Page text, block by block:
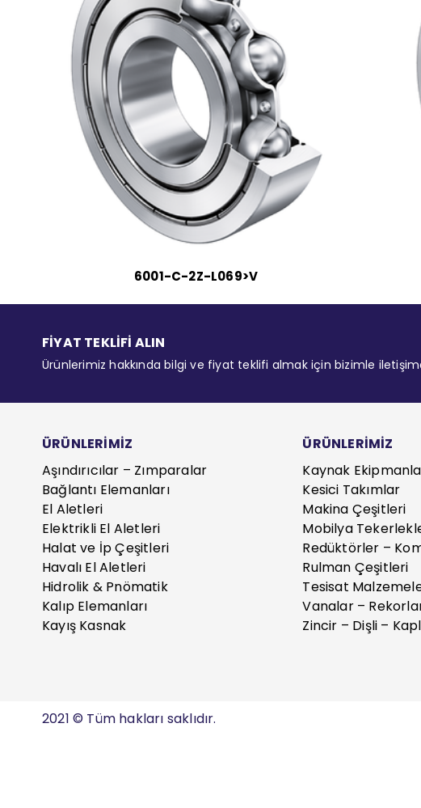
6001-C-2Z-L069>V
FİYAT TEKLİFİ ALIN
Ürünlerimiz hakkında bilgi ve fiyat teklifi almak için bizimle
ÜRÜNLERİMİZ
Aşındırıcılar – Zımparalar
Bağlantı Elemanları
El Aletleri
Elektrikli El Aletleri
Halat ve İp Çeşitleri
Havalı El Aletleri
Hidrolik & Pnömatik
Kalıp Elemanları
Kayış Kasnak
ÜRÜNLERİMİZ
Kaynak
Kesici Takımlar
Makina Çeşitleri
Mobilya
Redüktörler –
Rulman Çeşitleri
Tesisat
Vanalar –
Zincir – Dişli –
2021 © Tüm hakları saklıdır.